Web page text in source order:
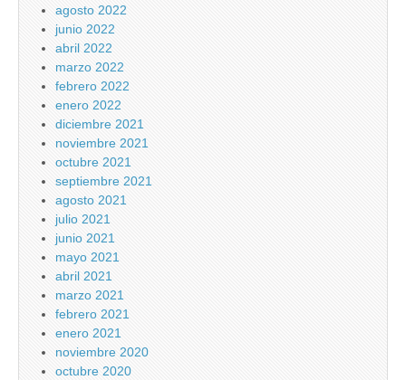
agosto 2022
junio 2022
abril 2022
marzo 2022
febrero 2022
enero 2022
diciembre 2021
noviembre 2021
octubre 2021
septiembre 2021
agosto 2021
julio 2021
junio 2021
mayo 2021
abril 2021
marzo 2021
febrero 2021
enero 2021
noviembre 2020
octubre 2020